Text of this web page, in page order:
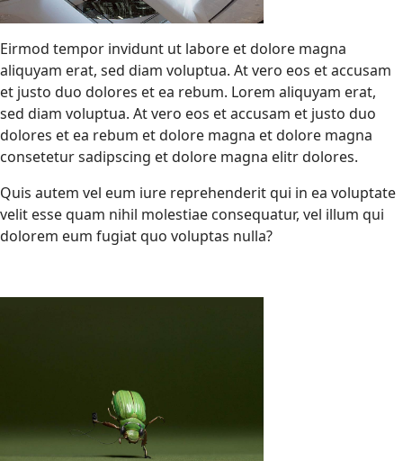
Eirmod tempor invidunt ut labore et dolore magna
aliquyam erat, sed diam voluptua. At vero eos et accusam
et justo duo dolores et ea rebum. Lorem aliquyam erat,
sed diam voluptua. At vero eos et accusam et justo duo
dolores et ea rebum et dolore magna et dolore magna
consetetur sadipscing et dolore magna elitr dolores.
Quis autem vel eum iure reprehenderit qui in ea voluptate
velit esse quam nihil molestiae consequatur, vel illum qui
dolorem eum fugiat quo voluptas nulla?